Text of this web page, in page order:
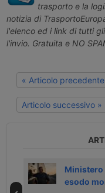
trasporto e la
notizia di
l'elenco ed i link di tutti
l'invio. Gratuita e NO
« Articolo precedente
Articolo successivo »
Ministero
esodo